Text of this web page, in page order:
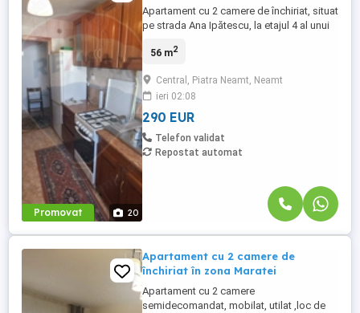
Promovat 20
Apartament cu 2 camere de închiriat, situat
pe strada Ana Ipătescu, la etajul 4 al unui
mobilată și utilată, oferind tot confortul
56 m2
Central, Piatra Neamt, Neamt
ieri 02:08
290 EUR
Telefon validat
Repostat automat
Apartament cu 2 camere de
închiriat în zona Maratei
Apartament cu 2 camere
semidecomandat, mobilat, utilat ,loc de